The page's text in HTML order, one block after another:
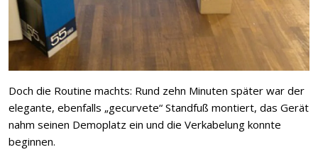
Doch die Routine machts: Rund zehn Minuten später war der
elegante, ebenfalls „gecurvete“ Standfuß montiert, das Gerät
nahm seinen Demoplatz ein und die Verkabelung konnte
beginnen.